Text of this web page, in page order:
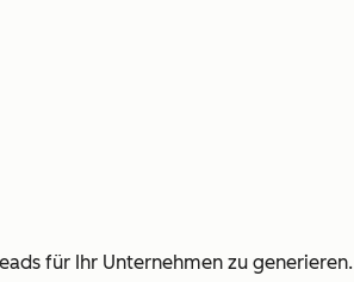
für Ihr Unternehmen zu generieren.